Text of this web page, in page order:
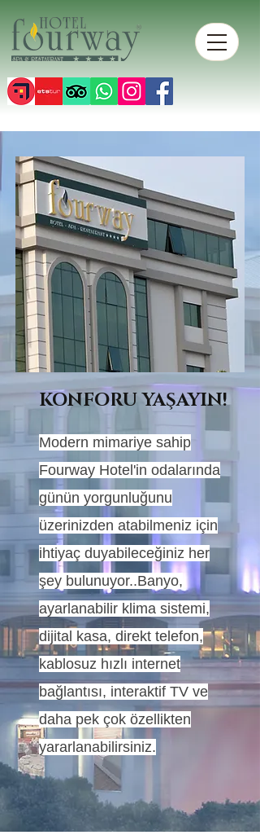
KONFORU YAŞAYIN!
Modern mimariye sahip
Fourway Hotel'in odalarında
günün yorgunluğunu
üzerinizden atabilmeniz için
ihtiyaç duyabileceğiniz her
şey bulunuyor..Banyo,
ayarlanabilir klima sistemi,
dijital kasa, direkt telefon,
kablosuz hızlı internet
bağlantısı, interaktif TV ve
daha pek çok özellikten
yararlanabilirsiniz.